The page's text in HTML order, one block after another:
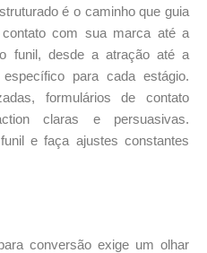
é o caminho que guia
com sua marca até a
funil, desde a atração até a
para cada estágio.
formulários de contato
claras e persuasivas.
e faça ajustes constantes
conversão exige um olhar